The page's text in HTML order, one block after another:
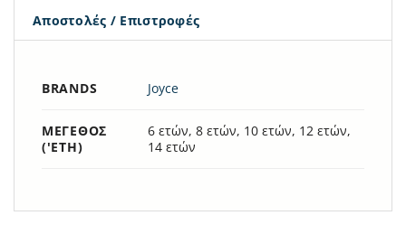
Αποστολές / Επιστροφές
BRANDS Joyce
ΜΈΓΕΘΟΣ
('ΕΤΗ)
6 ετών, 8 ετών, 10 ετών, 12 ετών,
14 ετών